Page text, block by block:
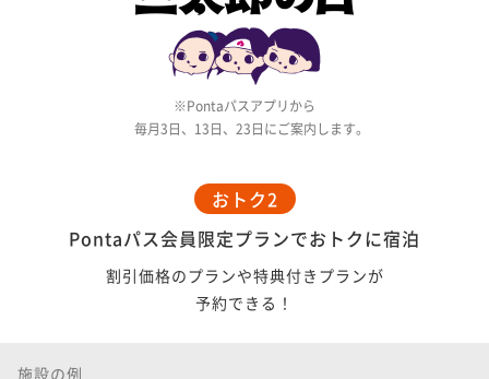
Pontaパスアプリから
毎月3日、13日、23日にご案内します。
おトク2
Pontaパス会員限定プランでおトクに宿泊
割引価格のプランや特典付きプランが
予約できる！
施設の例